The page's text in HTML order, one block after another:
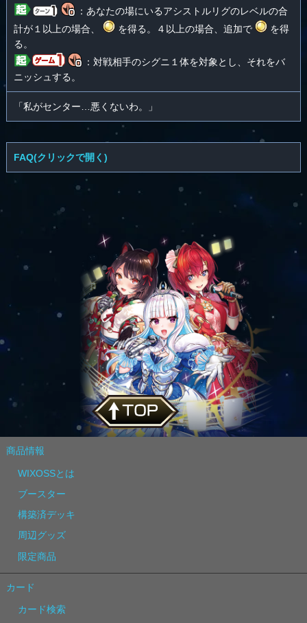
：あなたの場にいるアシストルリグのレベルの合
計が１以上の場合、
を得る。４以上の場合、追加で
を得
る。
：対戦相手のシグニ１体を対象とし、それをバ
ニッシュする。
「私がセンター…悪くないわ。」
FAQ(クリックで開く)
商品情報
WIXOSSとは
ブースター
構築済デッキ
周辺グッズ
限定商品
カード
カード検索